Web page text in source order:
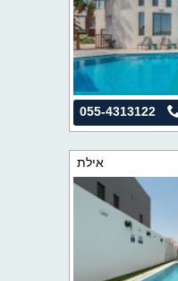
055-4313122
אילת